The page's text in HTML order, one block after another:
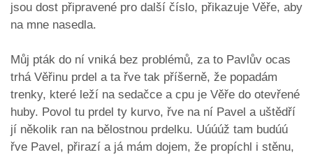
jsou dost připravené pro další číslo, přikazuje Věře, aby
na mne nasedla.
Můj pták do ní vniká bez problémů, za to Pavlův ocas
trhá Věřinu prdel a ta řve tak příšerně, že popadám
trenky, které leží na sedačce a cpu je Věře do otevřené
huby. Povol tu prdel ty kurvo, řve na ní Pavel a uštědří
jí několik ran na bělostnou prdelku. Uúúúž tam budúú
řve Pavel, přirazí a já mám dojem, že propíchl i stěnu,